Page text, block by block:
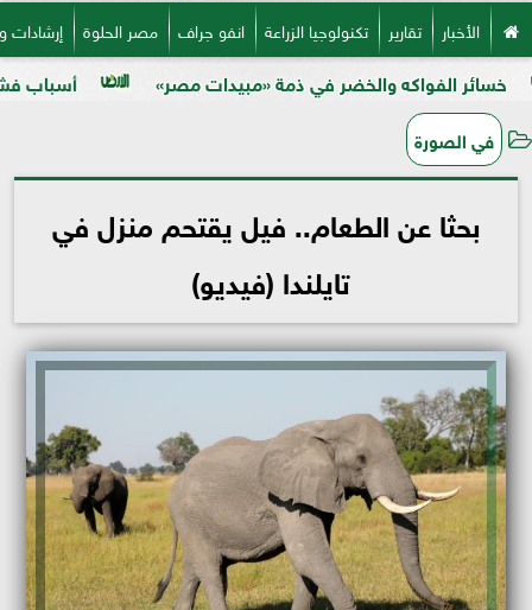
الأخبار تقارير تكنولوجيا الزراعة انفو جراف مصر الحلوة
أسباب فشل تحجيم والخضر في ذمة «مبيدات مصر»
في الصورة
بحثا عن الطعام.. فيل يقتحم منزل في
تايلندا (فيديو)